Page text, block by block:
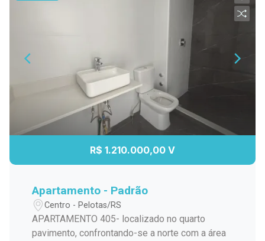
R$ 1.210.000,00 V
Apartamento - Padrão
Centro - Pelotas/RS
APARTAMENTO 405- localizado no quarto
pavimento, confrontando-se a norte com a área